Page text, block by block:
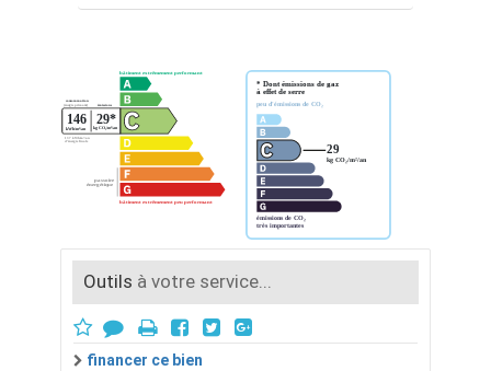
Outils à votre service...
financer ce bien